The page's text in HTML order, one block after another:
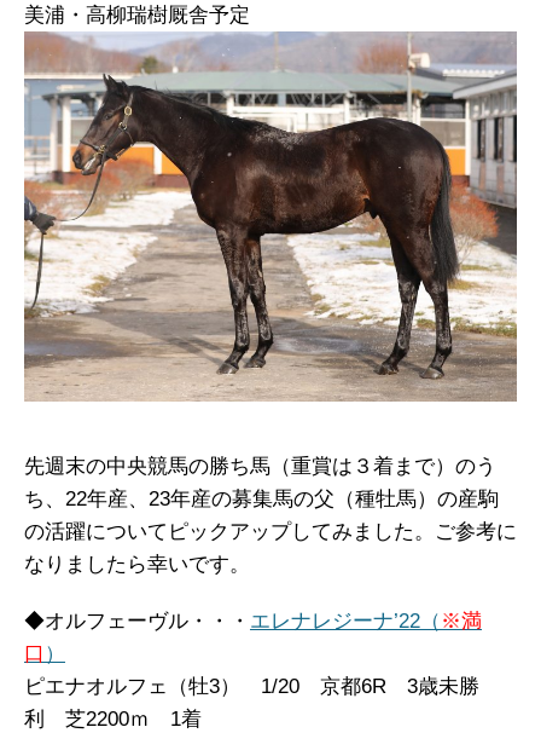
美浦・高柳瑞樹厩舎予定
先週末の中央競馬の勝ち馬（重賞は３着まで）のう
ち、22年産、23年産の募集馬の父（種牡馬）の産駒
の活躍についてピックアップしてみました。ご参考に
なりましたら幸いです。
◆オルフェーヴル・・・ エレナレジーナ’22（ ※満
口 ）
ピエナオルフェ（牡3） 1/20 京都6R 3歳未勝
利 芝2200ｍ 1着